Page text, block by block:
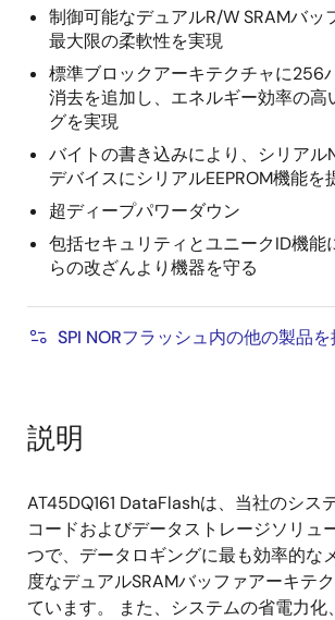
制御可能なデュアルR/W SRAMバッ
最大限の柔軟性を実現
標準ブロックアーキテクチャに256
消去を追加し、エネルギー効率の高
グを実現
バイトの書き込みにより、シリアル
デバイスにシリアルEEPROM機能を
超ディープパワーダウン
包括セキュリティとユニークID機能
らの改ざんより機器を守る
SPI NORフラッシュ内の他の製品を
説明
AT45DQ161 DataFlashは、当社のシス
コードおよびデータストレージソリュ
つで、データロギングに最も効率的な
度なデュアルSRAMバッファアーキテ
ています。 また、システムの省電力化